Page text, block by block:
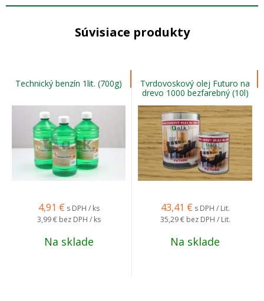
Súvisiace produkty
Technický benzín 1lit. (700g)
4,91 € s DPH / ks
3,99 € bez DPH / ks
Na sklade
Tvrdovoskový olej Futuro na
drevo 1000 bezfarebný (10l)
43,41 € s DPH / Lit.
35,29 € bez DPH / Lit.
Na sklade